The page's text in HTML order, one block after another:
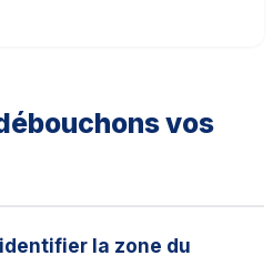
vos
identifier la zone du